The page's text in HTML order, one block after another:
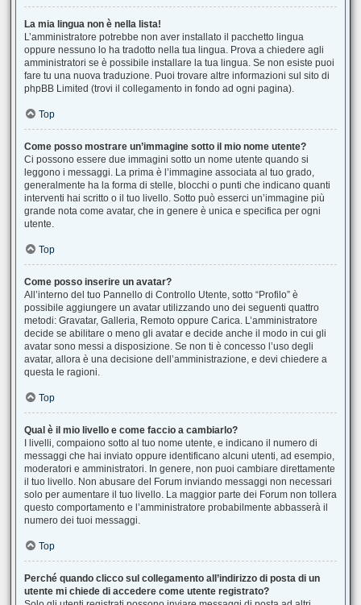
La mia lingua non è nella lista!
L’amministratore potrebbe non aver installato il pacchetto lingua
oppure nessuno lo ha tradotto nella tua lingua. Prova a chiedere agli
amministratori se è possibile installare la tua lingua. Se non esiste puoi
fare tu una nuova traduzione. Puoi trovare altre informazioni sul sito di
phpBB Limited (trovi il collegamento in fondo ad ogni pagina).
Top
Come posso mostrare un’immagine sotto il mio nome utente?
Ci possono essere due immagini sotto un nome utente quando si
leggono i messaggi. La prima è l’immagine associata al tuo grado,
generalmente ha la forma di stelle, blocchi o punti che indicano quanti
interventi hai scritto o il tuo livello. Sotto può esserci un’immagine più
grande nota come avatar, che in genere è unica e specifica per ogni
utente.
Top
Come posso inserire un avatar?
All’interno del tuo Pannello di Controllo Utente, sotto “Profilo” è
possibile aggiungere un avatar utilizzando uno dei seguenti quattro
metodi: Gravatar, Galleria, Remoto oppure Carica. L’amministratore
decide se abilitare o meno gli avatar e decide anche il modo in cui gli
avatar sono messi a disposizione. Se non ti è concesso l’uso degli
avatar, allora è una decisione dell’amministrazione, e devi chiedere a
questa le ragioni.
Top
Qual è il mio livello e come faccio a cambiarlo?
I livelli, compaiono sotto al tuo nome utente, e indicano il numero di
messaggi che hai inviato oppure identificano alcuni utenti, ad esempio,
moderatori e amministratori. In genere, non puoi cambiare direttamente
il tuo livello. Non abusare del Forum inviando messaggi non necessari
solo per aumentare il tuo livello. La maggior parte dei Forum non tollera
questo comportamento e l’amministratore probabilmente abbasserà il
numero dei tuoi messaggi.
Top
Perché quando clicco sul collegamento all’indirizzo di posta di un
utente mi chiede di accedere come utente registrato?